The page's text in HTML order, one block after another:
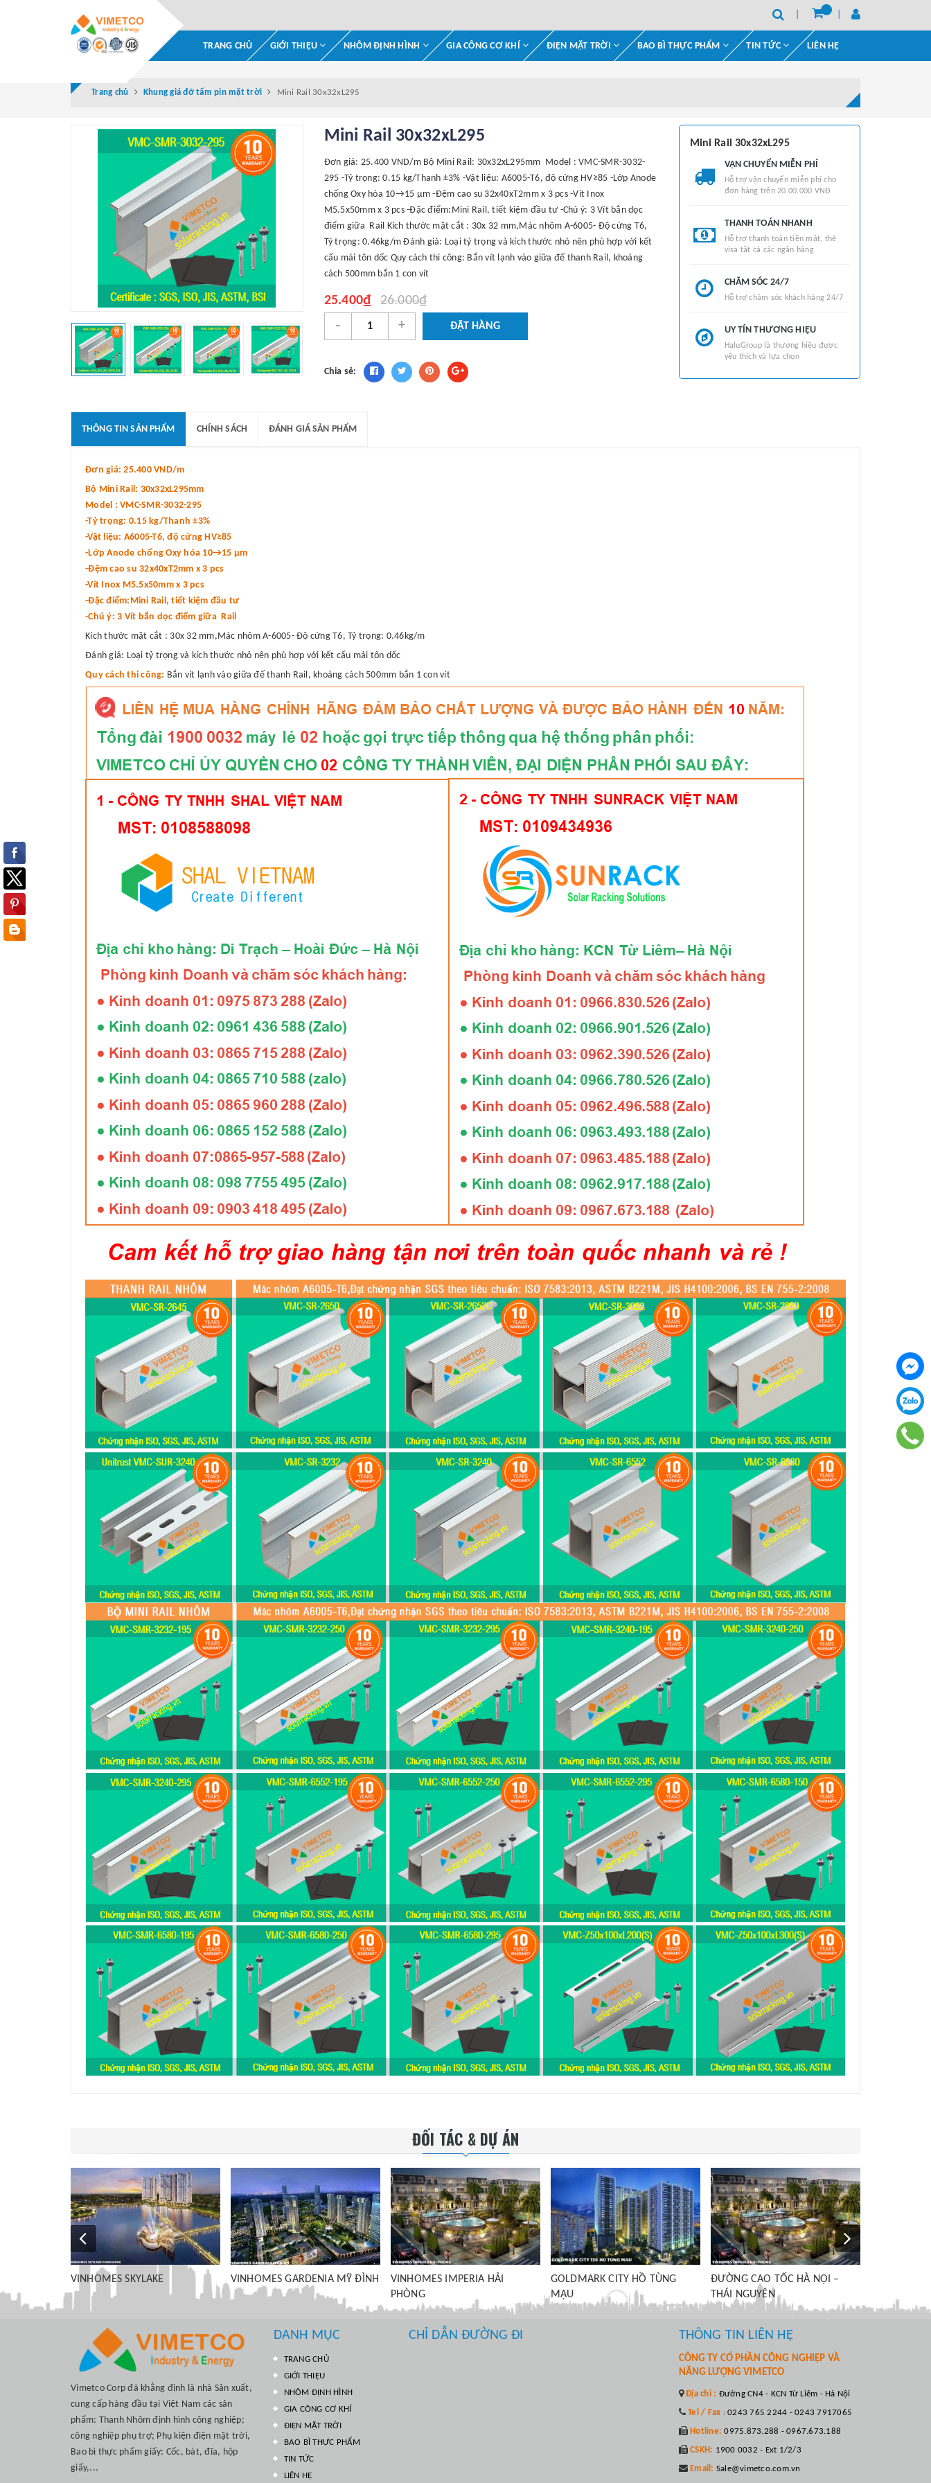
TRANG CHỦ GIỚI THIỆU NHÔM ĐỊNH HÌNH GIA CÔNG CƠ KHÍ ĐIỆN MẶT TRỜI BAO BÌ THỰC PHẨM TIN TỨC LIÊN HỆ
Trang chủ Khung giá đỡ tấm pin mặt trời Mini Rail 30x32xL295
Mini Rail 30x32xL295
Đơn giá: 25.400 VND/m Bộ Mini Rail: 30x32xL295mm Model : VMC-SMR-3032-
295 -Tỷ trọng: 0.15 kg/Thanh ±3% -Vật liệu: A6005-T6, độ cứng HV≥85 -Lớp Anode
chống Oxy hóa 10→15 μm -Đệm cao su 32x40xT2mm x 3 pcs -Vít Inox
M5.5x50mm x 3 pcs -Đặc điểm:Mini Rail, tiết kiệm đầu tư -Chú ý: 3 Vít bắn dọc
điểm giữa Rail Kích thước mặt cắt : 30x 32 mm,Mác nhôm A-6005- Độ cứng T6,
Tỷ trọng: 0.46kg/m Đánh giá: Loại tỷ trọng và kích thước nhỏ nên phù hợp với kết
cấu mái tôn dốc Quy cách thi công: Bắn vít lạnh vào giữa đế thanh Rail, khoảng
cách 500mm bắn 1 con vít
25.400₫ 26.000₫
- + ĐẶT HÀNG
Chia sẻ:
Mini Rail 30x32xL295
VẬN CHUYỂN MIỄN PHÍ
Hỗ trợ vận chuyển miễn phí cho
đơn hàng trên 20.00.000 VNĐ
THANH TOÁN NHANH
Hỗ trợ thanh toán tiền mặt, thẻ
visa tất cả các ngân hàng
CHĂM SÓC 24/7
Hỗ trợ chăm sóc khách hàng 24/7
UY TÍN THƯƠNG HIỆU
HaluGroup là thương hiệu được
yêu thích và lựa chọn
THÔNG TIN SẢN PHẨM CHÍNH SÁCH ĐÁNH GIÁ SẢN PHẨM
Đơn giá: 25.400 VND/m
Bộ Mini Rail: 30x32xL295mm
Model : VMC-SMR-3032-295
-Tỷ trọng: 0.15 kg/Thanh ±3%
-Vật liệu: A6005-T6, độ cứng HV≥85
-Lớp Anode chống Oxy hóa 10→15 μm
-Đệm cao su 32x40xT2mm x 3 pcs
-Vít Inox M5.5x50mm x 3 pcs
-Đặc điểm:Mini Rail, tiết kiệm đầu tư
-Chú ý: 3 Vít bắn dọc điểm giữa Rail
Kích thước mặt cắt : 30x 32 mm,Mác nhôm A-6005- Độ cứng T6, Tỷ trọng: 0.46kg/m
Đánh giá: Loại tỷ trọng và kích thước nhỏ nên phù hợp với kết cấu mái tôn dốc
Quy cách thi công: Bắn vít lạnh vào giữa đế thanh Rail, khoảng cách 500mm bắn 1 con vít
ĐỐI TÁC & DỰ ÁN
VINHOMES GARDENIA MỸ ĐÌNH
VINHOMES IMPERIA HẢI
PHÒNG
GOLDMARK CITY HỒ TÙNG
MẬU
ĐƯỜNG CAO TỐC HÀ NỘI –
THÁI NGUYÊN
ĐƯỜNG CAO TỐC HÀ NỘI –
LÀO CAI
Vimetco Corp đã khẳng định là nhà Sản xuất,
cung cấp hàng đầu tại Việt Nam các sản
phẩm: Thanh Nhôm định hình công nghiệp;
công nghiệp phụ trợ; Phụ kiện điện mặt trời,
Bao bì thực phẩm giấy: Cốc, bát, đĩa, hộp
giấy,...
DANH MỤC
TRANG CHỦ
GIỚI THIỆU
NHÔM ĐỊNH HÌNH
GIA CÔNG CƠ KHÍ
ĐIỆN MẶT TRỜI
BAO BÌ THỰC PHẨM
TIN TỨC
LIÊN HỆ
CHỈ DẪN ĐƯỜNG ĐI THÔNG TIN LIÊN HỆ
CÔNG TY CỔ PHẦN CÔNG NGHIỆP VÀ
NĂNG LƯỢNG VIMETCO
Địa chỉ : Đường CN4 - KCN Từ Liêm - Hà Nội
Tel / Fax :0243 765 2244 - 0243 7917065
Hotline: 0975.873.288 - 0967.673.188
CSKH: 1900 0032 - Ext 1/2/3
Email: Sale@vimetco.com.vn